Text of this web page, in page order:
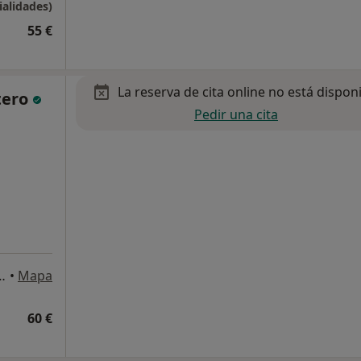
55 €
Valdemoro • Mapa
60 €
La reserva de cita online no está
Pedir una cita